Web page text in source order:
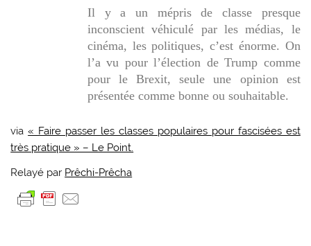
Il y a un mépris de classe presque
inconscient véhiculé par les médias, le
cinéma, les politiques, c’est énorme. On
l’a vu pour l’élection de Trump comme
pour le Brexit, seule une opinion est
présentée comme bonne ou souhaitable.
via« Faire passer les classes populaires pour fascisées est
très pratique » – Le Point.
Relayé par Prêchi-Prêcha